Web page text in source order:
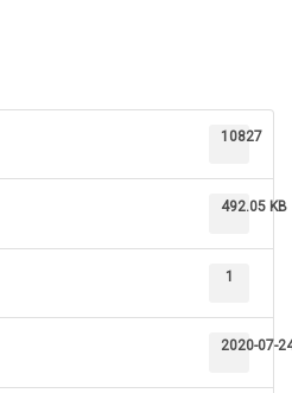
10827
492.05 KB
1
2020-07-